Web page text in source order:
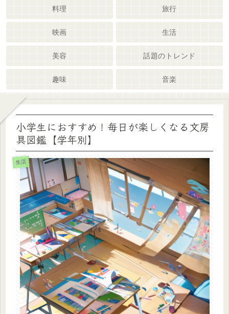
料理 旅行
映画 生活
美容 話題のトレンド
趣味 音楽
小学生におすすめ！毎日が楽しくなる文房
具図鑑【学年別】
生活